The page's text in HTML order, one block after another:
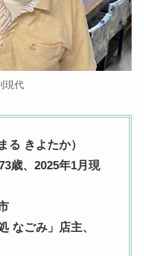
現代
る きよたか）
歳、2025年1月現
なごみ」店主、